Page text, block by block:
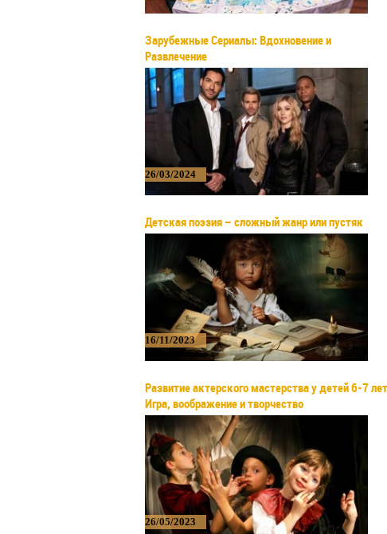
Зарубежные Сериалы: Вдохновение и
Развлечение
26/03/2024
Детская поэзия – сложный жанр или пустяк
16/11/2023
Развитие актерского мастерства у детей 6-7
Игра, воображение и творчество
26/05/2023